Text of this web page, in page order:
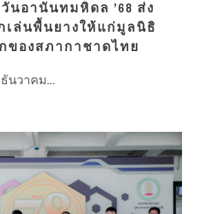
นอานันทมหิดล ’68 ส่ง
เล่นพื้นยางให้แก่มูลนิธิ
ของสภากาชาดไทย
นวาคม...